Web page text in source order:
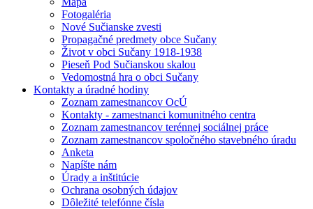
Fotogaléria
Nové Sučianske zvesti
Propagačné predmety obce Sučany
Život v obci Sučany 1918-1938
Pieseň Pod Sučianskou skalou
Vedomostná hra o obci Sučany
Kontakty a úradné hodiny
Zoznam zamestnancov OcÚ
Kontakty - zamestnanci komunitného centra
Zoznam zamestnancov terénnej sociálnej práce
Zoznam zamestnancov spoločného stavebného úradu
Anketa
Napíšte nám
Úrady a inštitúcie
Ochrana osobných údajov
Dôležité telefónne čísla